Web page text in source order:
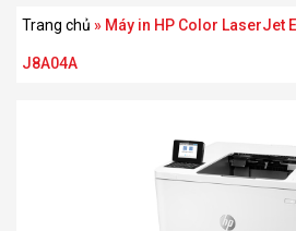
LaserJet
M653dn
Trang chủ » Máy in HP Color LaserJet
J8A04A